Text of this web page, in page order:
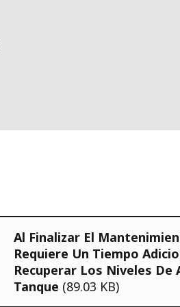
Al Finalizar El
Requiere Un Tiempo
Recuperar Los Niveles De
Tanque (89.03 KB)